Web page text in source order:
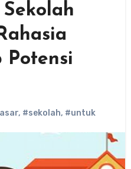
Potensi
, #sekolah, #untuk